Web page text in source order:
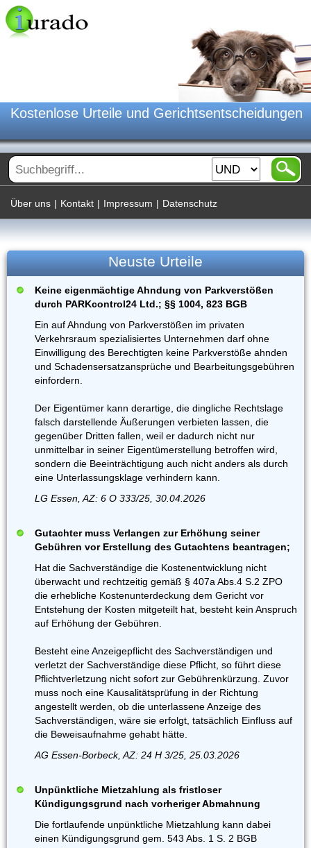
Kostenlose Urteile und Gerichtsentscheidungen
Über uns | Kontakt | Impressum | Datenschutz
Neuste Urteile
Keine eigenmächtige Ahndung von Parkverstößen
durch PARKcontrol24 Ltd.; §§ 1004, 823 BGB
Ein auf Ahndung von Parkverstößen im privaten
Verkehrsraum spezialisiertes Unternehmen darf ohne
Einwilligung des Berechtigten keine Parkverstöße ahnden
und Schadensersatzansprüche und Bearbeitungsgebühren
einfordern.
Der Eigentümer kann derartige, die dingliche Rechtslage
falsch darstellende Äußerungen verbieten lassen, die
gegenüber Dritten fallen, weil er dadurch nicht nur
unmittelbar in seiner Eigentümerstellung betroffen wird,
sondern die Beeinträchtigung auch nicht anders als durch
eine Unterlassungsklage verhindern kann.
LG Essen, AZ: 6 O 333/25, 30.04.2026
Gutachter muss Verlangen zur Erhöhung seiner
Gebühren vor Erstellung des Gutachtens beantragen;
Hat die Sachverständige die Kostenentwicklung nicht
überwacht und rechtzeitig gemäß § 407a Abs.4 S.2 ZPO
die erhebliche Kostenunterdeckung dem Gericht vor
Entstehung der Kosten mitgeteilt hat, besteht kein Anspruch
auf Erhöhung der Gebühren.
Besteht eine Anzeigepflicht des Sachverständigen und
verletzt der Sachverständige diese Pflicht, so führt diese
Pflichtverletzung nicht sofort zur Gebührenkürzung. Zuvor
muss noch eine Kausalitätsprüfung in der Richtung
angestellt werden, ob die unterlassene Anzeige des
Sachverständigen, wäre sie erfolgt, tatsächlich Einfluss auf
die Beweisaufnahme gehabt hätte.
AG Essen-Borbeck, AZ: 24 H 3/25, 25.03.2026
Unpünktliche Mietzahlung als fristloser
Kündigungsgrund nach vorheriger Abmahnung
Die fortlaufende unpünktliche Mietzahlung kann dabei
einen Kündigungsgrund gem. 543 Abs. 1 S. 2 BGB